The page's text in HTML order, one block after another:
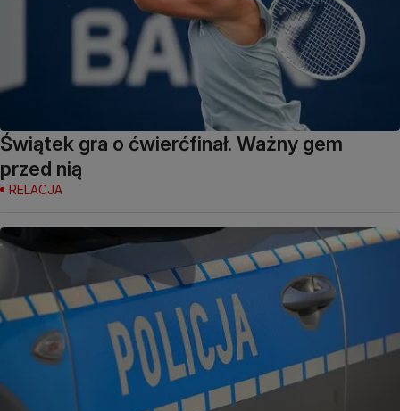
Świątek gra o ćwierćfinał. Ważny gem
przed nią
RELACJA